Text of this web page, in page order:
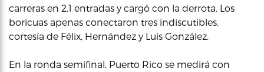
carreras en 2.1 entradas y cargó con la derrota. Los
boricuas apenas conectaron tres indiscutibles,
cortesía de Félix, Hernández y Luis González.
En la ronda semifinal, Puerto Rico se medirá con